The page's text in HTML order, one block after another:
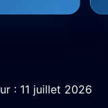
: 11 juillet 2026